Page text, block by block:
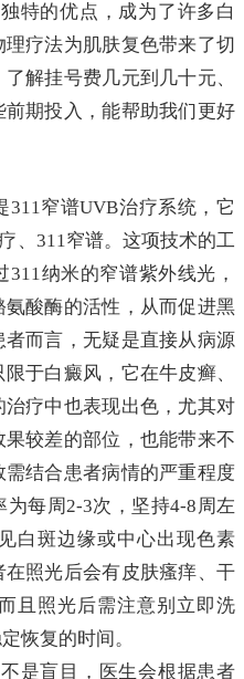
特的优点，成为了许多白
疗法为肌肤复色带来了切
解挂号费几元到几十元、
期投入，能帮助我们更好
窄谱UVB治疗系统，它
、311窄谱。这项技术的工
纳米的窄谱紫外线光，
酸酶的活性，从而促进黑
而言，无疑是直接从病源
于白癜风，它在牛皮癣、
疗中也表现出色，尤其对
较差的部位，也能带来不
结合患者病情的严重程度
每周2-3次，坚持4-8周左
白斑边缘或中心出现色素
照光后会有皮肤瘙痒、干
且照光后需注意别立即洗
恢复的时间。
是盲目，医生会根据患者